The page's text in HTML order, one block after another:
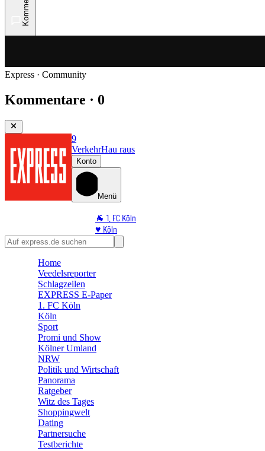
Express · Community
Kommentare · 0
9
VerkehrHau raus
Konto
Menü
🐐 1. FC Köln
♥️ Köln
⭐ Promi
🛒 Shoppingwelt
Home
Veedelsreporter
Schlagzeilen
EXPRESS E-Paper
1. FC Köln
Köln
Sport
Promi und Show
Kölner Umland
NRW
Politik und Wirtschaft
Panorama
Ratgeber
Witz des Tages
Shoppingwelt
Dating
Partnersuche
Testberichte